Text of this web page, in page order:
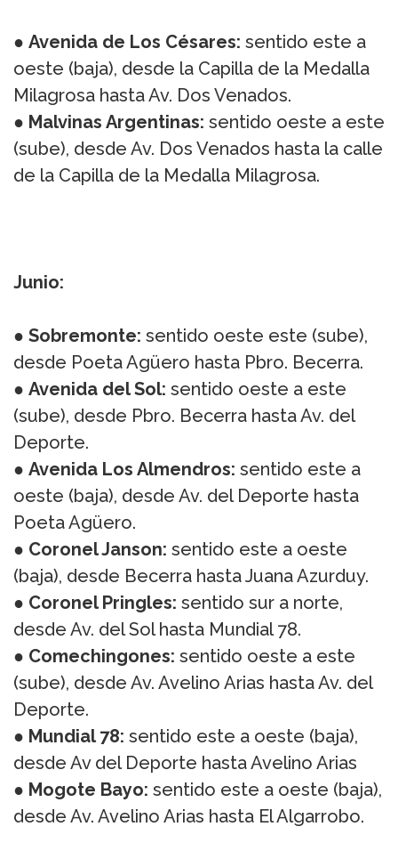
● Avenida de Los Césares: sentido este a
oeste (baja), desde la Capilla de la Medalla
Milagrosa hasta Av. Dos Venados.
● Malvinas Argentinas: sentido oeste a este
(sube), desde Av. Dos Venados hasta la calle
de la Capilla de la Medalla Milagrosa.
Junio:
● Sobremonte: sentido oeste este (sube),
desde Poeta Agüero hasta Pbro. Becerra.
● Avenida del Sol: sentido oeste a este
(sube), desde Pbro. Becerra hasta Av. del
Deporte.
● Avenida Los Almendros: sentido este a
oeste (baja), desde Av. del Deporte hasta
Poeta Agüero.
● Coronel Janson: sentido este a oeste
(baja), desde Becerra hasta Juana Azurduy.
● Coronel Pringles: sentido sur a norte,
desde Av. del Sol hasta Mundial 78.
● Comechingones: sentido oeste a este
(sube), desde Av. Avelino Arias hasta Av. del
Deporte.
● Mundial 78: sentido este a oeste (baja),
desde Av del Deporte hasta Avelino Arias
● Mogote Bayo: sentido este a oeste (baja),
desde Av. Avelino Arias hasta El Algarrobo.